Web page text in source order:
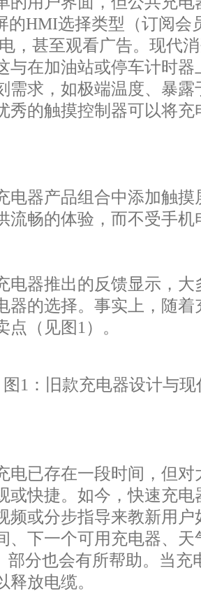
的HMI选择类型（订阅
，甚至观看广告。现代
与在加油站或停车计时
需求，如极端温度、暴
的触摸控制器可以将
器产品组合中添加触
流畅的体验，而不受手
电器推出的反馈显示，
器的选择。事实上，随
点（见图1）。
图1：旧款充电器设计与
电已存在一段时间，但
快捷。如今，快速充
频或分步指导来教新用
、下一个可用充电器、
部分也会有所帮助。当
释放电缆。